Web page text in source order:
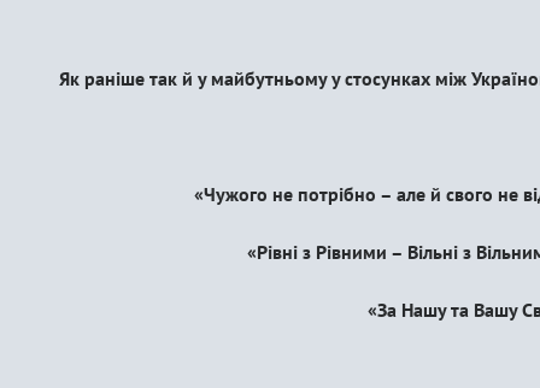
Як раніше так й у майбутньому у стосунках між
«Чужого не потрібно – але й свого не
«Рівні з Рівними – Вільні з
«За Нашу та Вашу